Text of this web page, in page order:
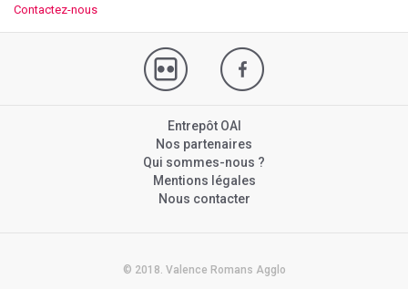
Contactez-nous
Entrepôt OAI
Nos partenaires
Qui sommes-nous ?
Mentions légales
Nous contacter
© 2018. Valence Romans Agglo